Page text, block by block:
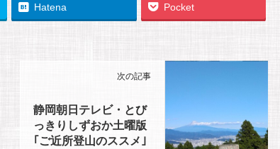
Hatena Pocket
次の記事
静岡朝日テレビ・とび
っきりしずおか土曜版
｢ご近所登山のススメ｣